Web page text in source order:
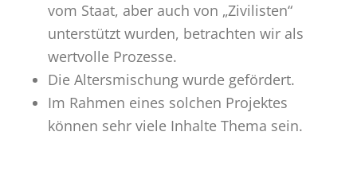
vom Staat, aber auch von „Zivilisten“
unterstützt wurden, betrachten wir als
wertvolle Prozesse.
Die Altersmischung wurde gefördert.
Im Rahmen eines solchen Projektes
können sehr viele Inhalte Thema sein.